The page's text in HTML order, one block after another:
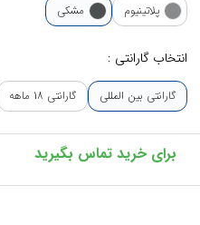
پلاتینیوم مشکی
انتخاب گارانتی :
گارانتی بین المللی گارانتی 18 ماهه